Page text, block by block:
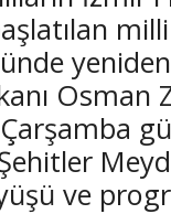
Osman
ve